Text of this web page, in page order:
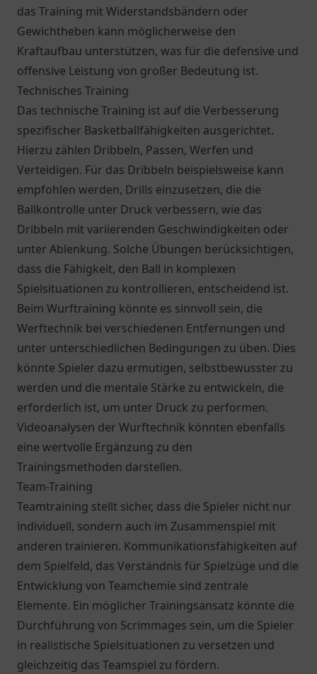
das Training mit Widerstandsbändern oder
Gewichtheben kann möglicherweise den
Kraftaufbau unterstützen, was für die defensive und
offensive Leistung von großer Bedeutung ist.
Technisches Training
Das technische Training ist auf die Verbesserung
spezifischer Basketballfähigkeiten ausgerichtet.
Hierzu zählen Dribbeln, Passen, Werfen und
Verteidigen. Für das Dribbeln beispielsweise kann
empfohlen werden, Drills einzusetzen, die die
Ballkontrolle unter Druck verbessern, wie das
Dribbeln mit variierenden Geschwindigkeiten oder
unter Ablenkung. Solche Übungen berücksichtigen,
dass die Fähigkeit, den Ball in komplexen
Spielsituationen zu kontrollieren, entscheidend ist.
Beim Wurftraining könnte es sinnvoll sein, die
Werftechnik bei verschiedenen Entfernungen und
unter unterschiedlichen Bedingungen zu üben. Dies
könnte Spieler dazu ermutigen, selbstbewusster zu
werden und die mentale Stärke zu entwickeln, die
erforderlich ist, um unter Druck zu performen.
Videoanalysen der Wurftechnik könnten ebenfalls
eine wertvolle Ergänzung zu den
Trainingsmethoden darstellen.
Team-Training
Teamtraining stellt sicher, dass die Spieler nicht nur
individuell, sondern auch im Zusammenspiel mit
anderen trainieren. Kommunikationsfähigkeiten auf
dem Spielfeld, das Verständnis für Spielzüge und die
Entwicklung von Teamchemie sind zentrale
Elemente. Ein möglicher Trainingsansatz könnte die
Durchführung von Scrimmages sein, um die Spieler
in realistische Spielsituationen zu versetzen und
gleichzeitig das Teamspiel zu fördern.